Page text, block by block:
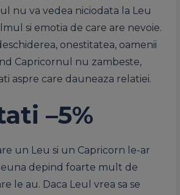
nu va vedea niciodata la Leu
si emotia de care are nevoie.
onestitatea, oamenii
Capricornul nu zambeste,
aspre care dauneaza relatiei.
–5%
un Leu si un Capricorn le-ar
depind foarte mult de
le au. Daca Leul vrea sa se